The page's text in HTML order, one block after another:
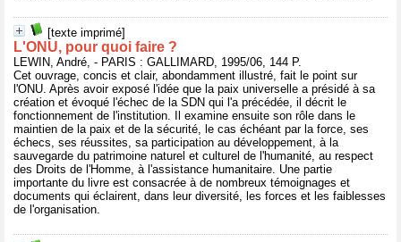
[texte imprimé]
L'ONU, pour quoi faire ?
LEWIN, André, - PARIS : GALLIMARD, 1995/06, 144 P.
Cet ouvrage, concis et clair, abondamment illustré, fait le point sur
l'ONU. Après avoir exposé l'idée que la paix universelle a présidé à sa
création et évoqué l'échec de la SDN qui l'a précédée, il décrit le
fonctionnement de l'institution. Il examine ensuite son rôle dans le
maintien de la paix et de la sécurité, le cas échéant par la force, ses
échecs, ses réussites, sa participation au développement, à la
sauvegarde du patrimoine naturel et culturel de l'humanité, au respect
des Droits de l'Homme, à l'assistance humanitaire. Une partie
importante du livre est consacrée à de nombreux témoignages et
documents qui éclairent, dans leur diversité, les forces et les faiblesses
de l'organisation.